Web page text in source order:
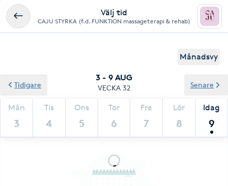
Välj tid
CAJU STYRKA (f.d. FUNKTION massageterapi & rehab)
Månadsvy
3 - 9 AUG
VECKA 32
Mån
3
Tis
4
Ons
5
Tor
6
Fre
7
Lör
8
Idag
9
Tidigare Senare